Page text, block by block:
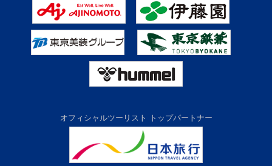
オフィシャルツーリスト トップパートナー